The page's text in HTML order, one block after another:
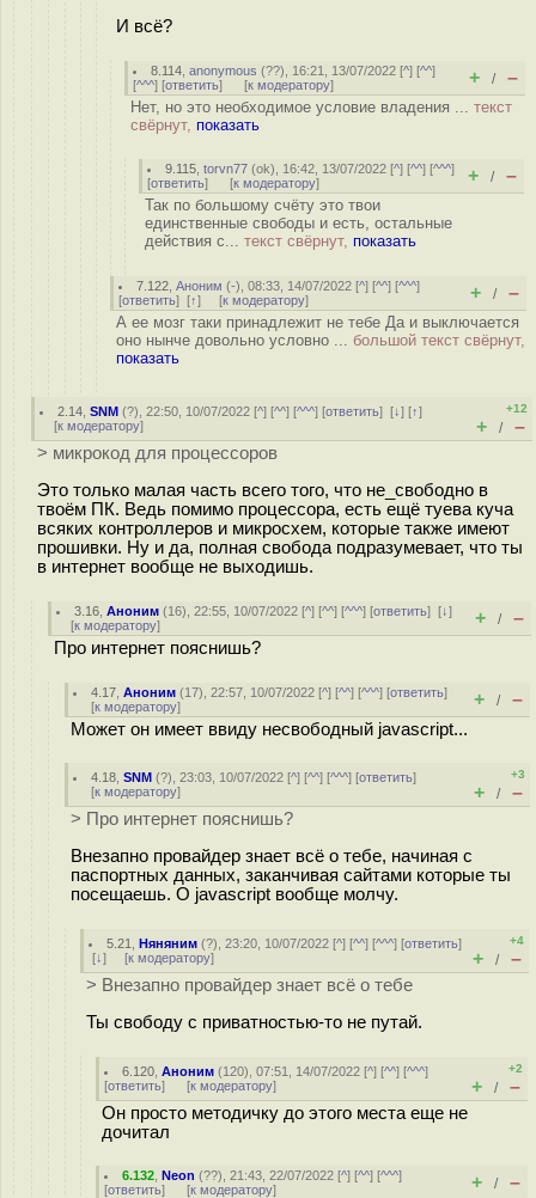
И всё?
8.114 ,anonymous (??), 16:21, 13/07/2022 [^] [^^]
[^^^] [ответить] [к модератору] + / –
Нет, но это необходимое условие владения ... текст
свёрнут, показать
9.115 ,torvn77 (ok), 16:42, 13/07/2022 [^] [^^] [^^^]
[ответить] [к модератору] + / –
Так по большому счёту это твои
единственные свободы и есть, остальные
действия с... текст свёрнут, показать
7.122 ,Аноним (-), 08:33, 14/07/2022 [^] [^^] [^^^]
[ответить] [↑] [к модератору] + / –
А ее мозг таки принадлежит не тебе Да и выключается
оно нынче довольно условно ... большой текст свёрнут,
показать
2.14 ,SNM (?), 22:50, 10/07/2022 [^] [^^] [^^^] [ответить][↓] [↑]
[к модератору]
+12
+ / –
> микрокод для процессоров
Это только малая часть всего того, что не_свободно в
твоём ПК. Ведь помимо процессора, есть ещё туева куча
всяких контроллеров и микросхем, которые также имеют
прошивки. Ну и да, полная свобода подразумевает, что ты
в интернет вообще не выходишь.
3.16 ,Аноним (16), 22:55, 10/07/2022 [^] [^^] [^^^] [ответить][↓]
[к модератору] + / –
Про интернет пояснишь?
4.17 ,Аноним (17), 22:57, 10/07/2022 [^] [^^] [^^^] [ответить]
[к модератору] + / –
Может он имеет ввиду несвободный javascript...
4.18 ,SNM (?), 23:03, 10/07/2022 [^] [^^] [^^^] [ответить]
[к модератору]
+3
+ / –
> Про интернет пояснишь?
Внезапно провайдер знает всё о тебе, начиная с
паспортных данных, заканчивая сайтами которые ты
посещаешь. О javascript вообще молчу.
5.21 ,Няняним (?), 23:20, 10/07/2022 [^] [^^] [^^^] [ответить]
[↓] [к модератору]
+4
+ / –
> Внезапно провайдер знает всё о тебе
Ты свободу с приватностью-то не путай.
6.120 ,Аноним (120), 07:51, 14/07/2022 [^] [^^] [^^^]
[ответить] [к модератору]
+2
+ / –
Он просто методичку до этого места еще не
дочитал
6.132 ,Neon (??), 21:43, 22/07/2022 [^] [^^] [^^^]
[ответить] [к модератору] + / –